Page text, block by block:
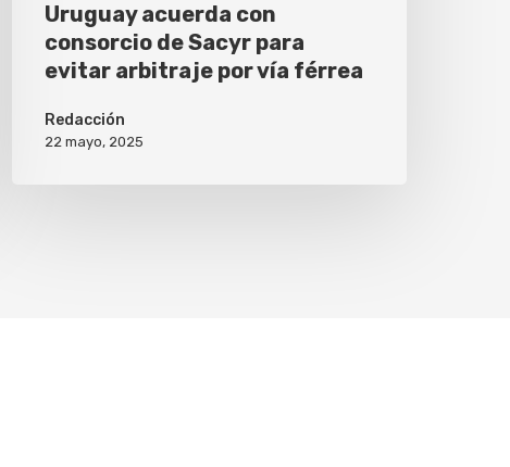
Uruguay acuerda con
consorcio de Sacyr para
evitar arbitraje por vía férrea
Redacción
22 mayo, 2025